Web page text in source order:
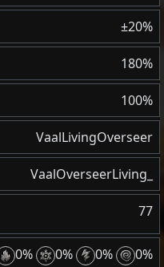
±20%
180%
100%
VaalLivingOverseer
VaalOverseerLiving_
77
0% 0% 0% 0%